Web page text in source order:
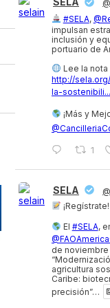
#SELA,
impulsan
inclusión y
portuario de
Lee la
http://
la-sostenibili...
¡Más y
1
SELA
¡Regístrate!
El #SELA,
de noviembre
agricultura
Caribe:
precisión”…